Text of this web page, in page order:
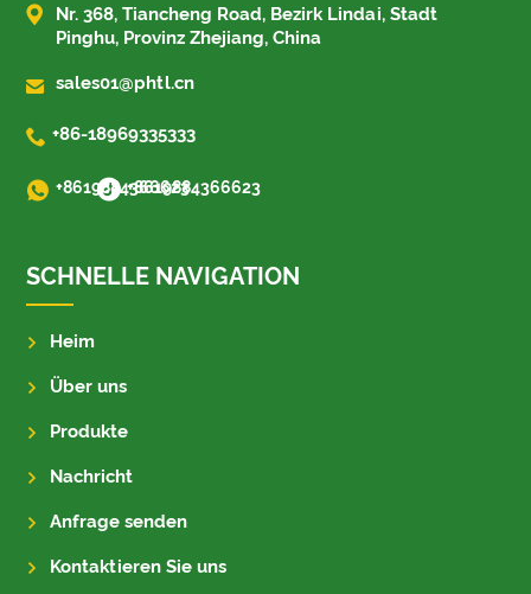

Nr. 368, Tiancheng Road, Bezirk Lindai, Stadt
Pinghu, Provinz Zhejiang, China
 sales01@phtl.cn
 +86-18969335333
+8619884366623+8619884366623
SCHNELLE NAVIGATION
Heim
Über uns
Produkte
Nachricht
Anfrage senden
Kontaktieren Sie uns